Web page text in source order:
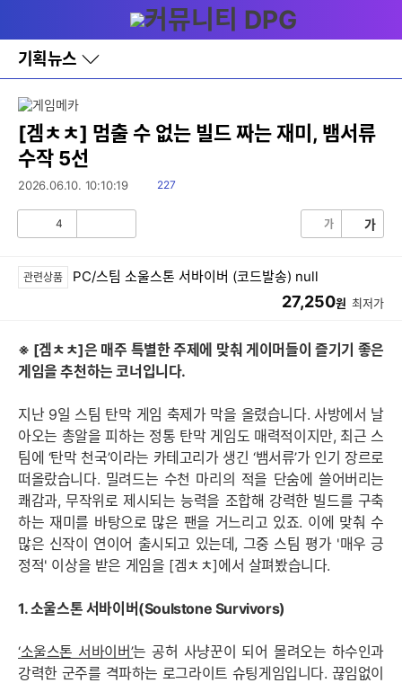
와
홈
기획뉴스
바
로
레
이
토
[겜ㅊㅊ] 멈출 수 없는 빌드 짜는 재미, 뱀서류
수작 5선
2026.06.10. 10:10:19
읽
227
4 가 가
관련상품 PC/스팀 소울스톤 서바이버 (코드발송) null
27,250원 최저가
※ [겜ㅊㅊ]은 매주 특별한 주제에 맞춰 게이머들이 즐기기 좋은
게임을 추천하는 코너입니다.
지난 9일 스팀 탄막 게임 축제가 막을 올렸습니다. 사방에서 날
아오는 총알을 피하는 정통 탄막 게임도 매력적이지만, 최근 스
팀에 ‘탄막 천국’이라는 카테고리가 생긴 ‘뱀서류’가 인기 장르로
떠올랐습니다. 밀려드는 수천 마리의 적을 단숨에 쓸어버리는
쾌감과, 무작위로 제시되는 능력을 조합해 강력한 빌드를 구축
하는 재미를 바탕으로 많은 팬을 거느리고 있죠. 이에 맞춰 수
많은 신작이 연이어 출시되고 있는데, 그중 스팀 평가 '매우 긍
정적' 이상을 받은 게임을 [겜ㅊㅊ]에서 살펴봤습니다.
1. 소울스톤 서바이버(Soulstone Survivors)
‘소울스톤 서바이버’는 공허 사냥꾼이 되어 몰려오는 하수인과
강력한 군주를 격파하는 로그라이트 슈팅게임입니다. 끊임없이